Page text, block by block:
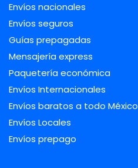
Envíos nacionales
Envíos seguros
Guías prepagadas
Mensajería express
Paquetería económica
Envíos Internacionales
Envíos baratos a todo México
Envíos Locales
Envíos prepago